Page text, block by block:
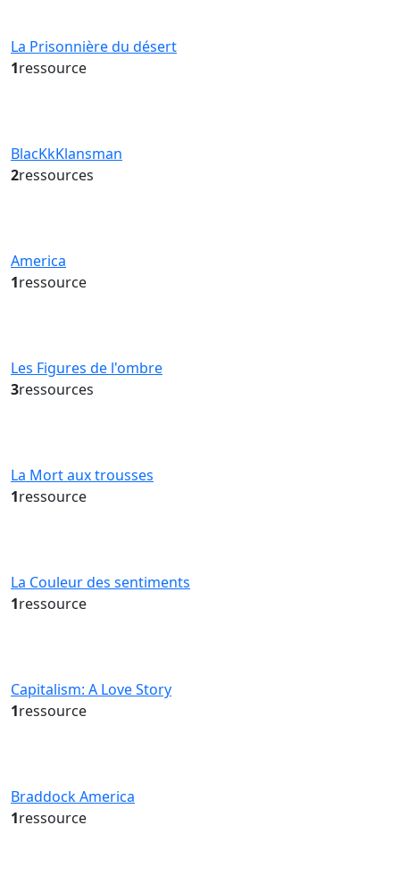
La Prisonnière du désert
1ressource
BlacKkKlansman
2ressources
America
1ressource
Les Figures de l'ombre
3ressources
La Mort aux trousses
1ressource
La Couleur des sentiments
1ressource
Capitalism: A Love Story
1ressource
Braddock America
1ressource